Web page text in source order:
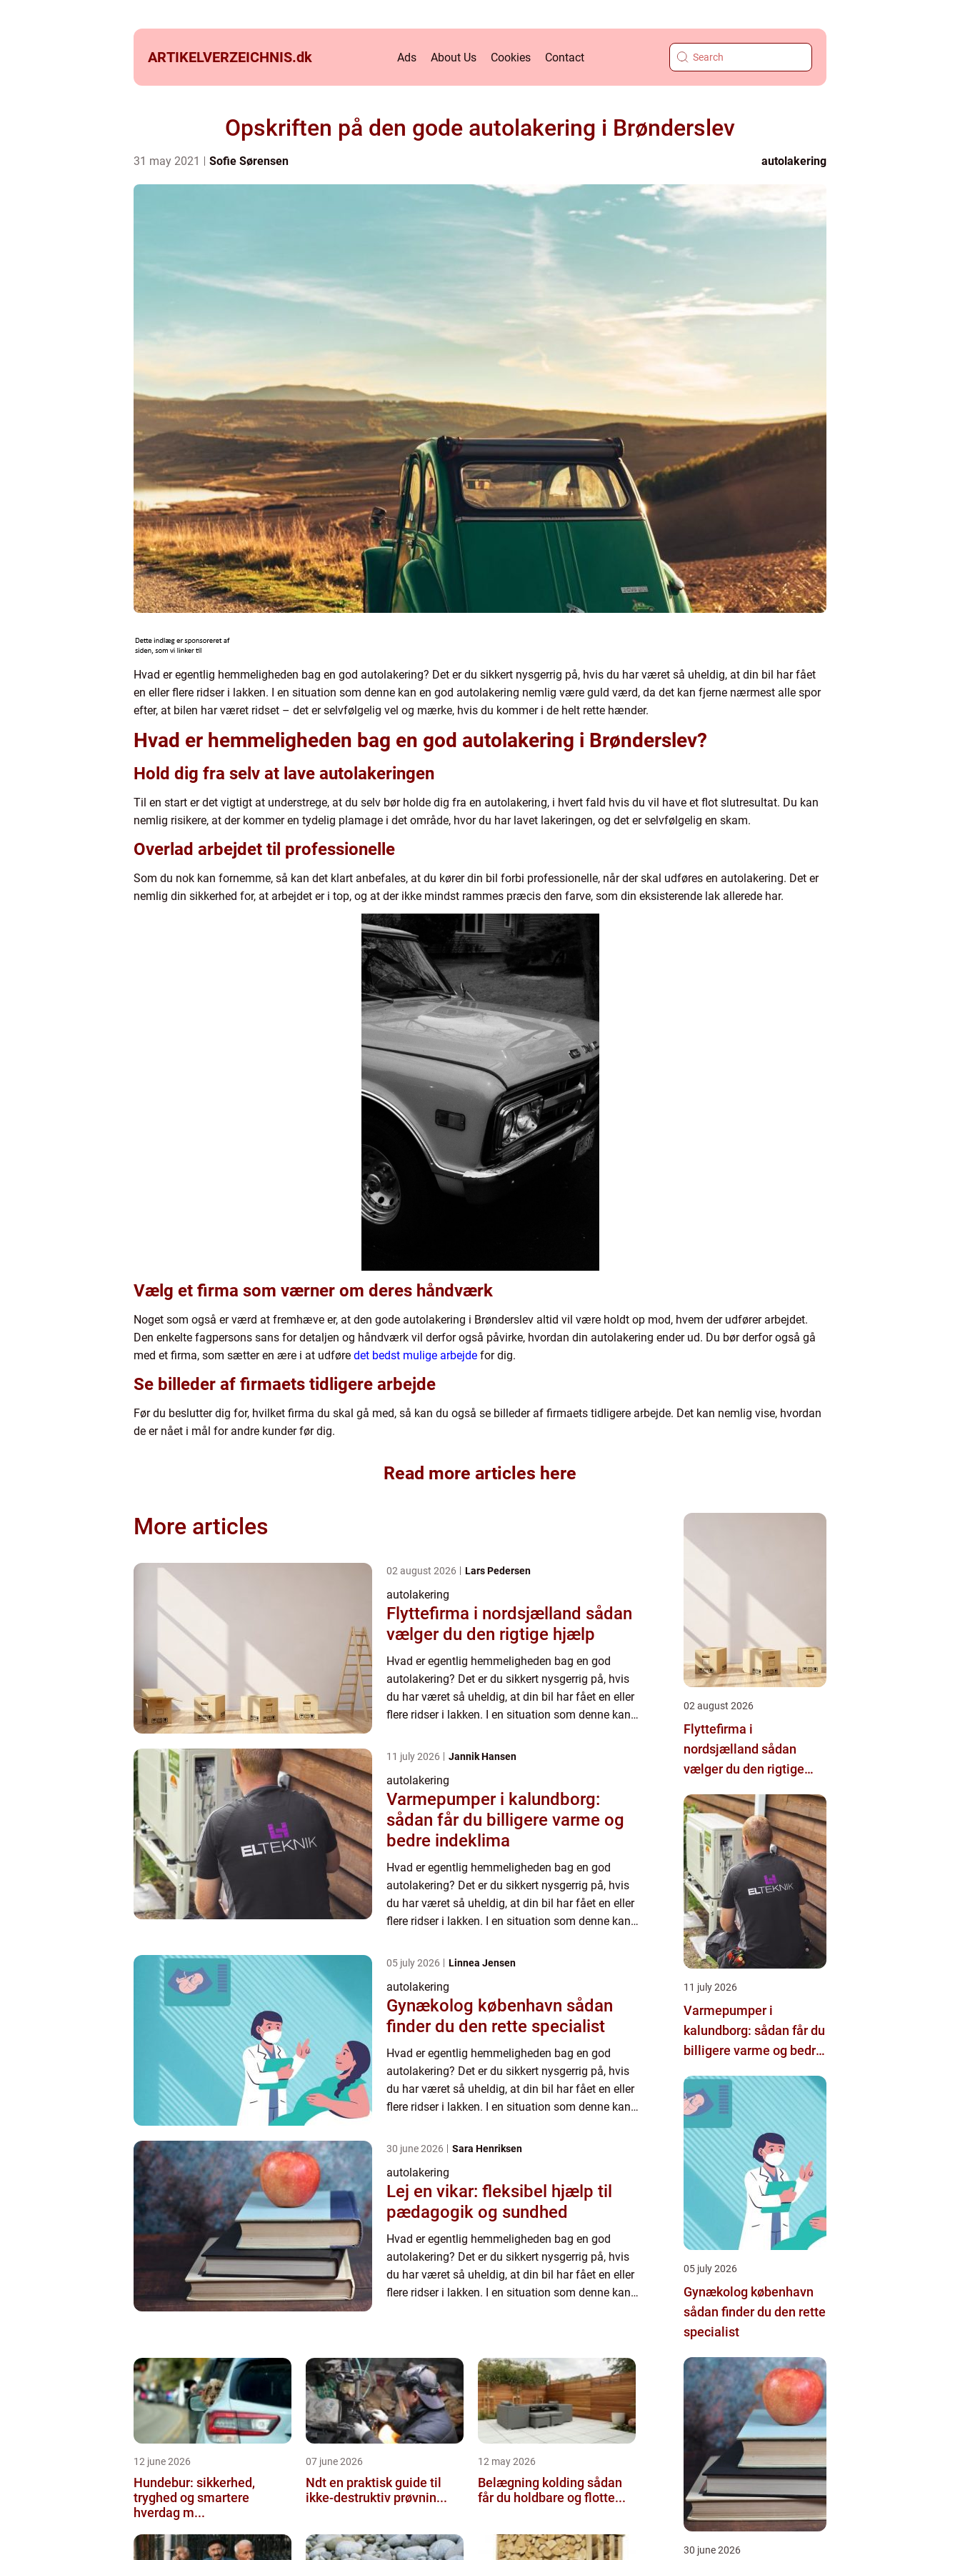
ARTIKELVERZEICHNIS.dk Ads About Us Cookies Contact
Opskriften på den gode autolakering i Brønderslev
31 may 2021 Sofie Sørensen autolakering
Hvad er egentlig hemmeligheden bag en god autolakering? Det er du sikkert nysgerrig på, hvis du har været så uheldig, at din bil har fået
en eller flere ridser i lakken. I en situation som denne kan en god autolakering nemlig være guld værd, da det kan fjerne nærmest alle spor
efter, at bilen har været ridset – det er selvfølgelig vel og mærke, hvis du kommer i de helt rette hænder.
Hvad er hemmeligheden bag en god autolakering i Brønderslev?
Hold dig fra selv at lave autolakeringen
Til en start er det vigtigt at understrege, at du selv bør holde dig fra en autolakering, i hvert fald hvis du vil have et flot slutresultat. Du kan
nemlig risikere, at der kommer en tydelig plamage i det område, hvor du har lavet lakeringen, og det er selvfølgelig en skam.
Overlad arbejdet til professionelle
Som du nok kan fornemme, så kan det klart anbefales, at du kører din bil forbi professionelle, når der skal udføres en autolakering. Det er
nemlig din sikkerhed for, at arbejdet er i top, og at der ikke mindst rammes præcis den farve, som din eksisterende lak allerede har.
Vælg et firma som værner om deres håndværk
Noget som også er værd at fremhæve er, at den gode autolakering i Brønderslev altid vil være holdt op mod, hvem der udfører arbejdet.
Den enkelte fagpersons sans for detaljen og håndværk vil derfor også påvirke, hvordan din autolakering ender ud. Du bør derfor også gå
med et firma, som sætter en ære i at udføre det bedst mulige arbejde for dig.
Se billeder af firmaets tidligere arbejde
Før du beslutter dig for, hvilket firma du skal gå med, så kan du også se billeder af firmaets tidligere arbejde. Det kan nemlig vise, hvordan
de er nået i mål for andre kunder før dig.
Read more articles here
More articles
02 august 2026 Lars Pedersen
autolakering
Flyttefirma i nordsjælland sådan
vælger du den rigtige hjælp
Hvad er egentlig hemmeligheden bag en god
autolakering? Det er du sikkert nysgerrig på, hvis
du har været så uheldig, at din bil har fået en eller
flere ridser i lakken. I en situation som denne kan
det k...
11 july 2026 Jannik Hansen
autolakering
Varmepumper i kalundborg:
sådan får du billigere varme og
bedre indeklima
Hvad er egentlig hemmeligheden bag en god
autolakering? Det er du sikkert nysgerrig på, hvis
du har været så uheldig, at din bil har fået en eller
flere ridser i lakken. I en situation som denne kan
det k...
05 july 2026 Linnea Jensen
autolakering
Gynækolog københavn sådan
finder du den rette specialist
Hvad er egentlig hemmeligheden bag en god
autolakering? Det er du sikkert nysgerrig på, hvis
du har været så uheldig, at din bil har fået en eller
flere ridser i lakken. I en situation som denne kan
det k...
30 june 2026 Sara Henriksen
autolakering
Lej en vikar: fleksibel hjælp til
pædagogik og sundhed
Hvad er egentlig hemmeligheden bag en god
autolakering? Det er du sikkert nysgerrig på, hvis
du har været så uheldig, at din bil har fået en eller
flere ridser i lakken. I en situation som denne kan
12 june 2026
Hundebur: sikkerhed,
tryghed og smartere
hverdag m...
07 june 2026
Ndt en praktisk guide til
ikke-destruktiv prøvnin...
12 may 2026
Belægning kolding sådan
får du holdbare og flotte...
02 august 2026
Flyttefirma i
nordsjælland sådan
vælger du den rigtige
11 july 2026
Varmepumper i
kalundborg: sådan får du
billigere varme og bedre
05 july 2026
Gynækolog københavn
sådan finder du den rette
specialist
30 june 2026